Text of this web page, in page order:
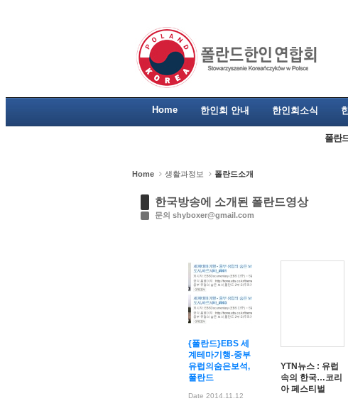
Home 한인회 안내 한인회소식
폴란
Home 생활과정보 폴란드소개
한국방송에 소개된 폴란드영상
문의 shyboxer@gmail.com
{폴란드}EBS 세
계테마기행-중부
유럽의숨은보석,
폴란드
Date 2014.11.12
YTN뉴스 : 유럽
속의 한국…코리
아 페스티벌
No Image